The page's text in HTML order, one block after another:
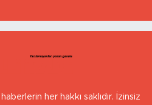
her hakkı saklıdır. İzinsiz